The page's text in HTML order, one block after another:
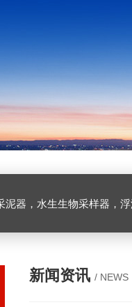
网，海洋微塑料采样分析系统，浮游动物扫描分析系统，水下颗粒物和浮游动物图像原位采集系
新闻资讯 / NEWS